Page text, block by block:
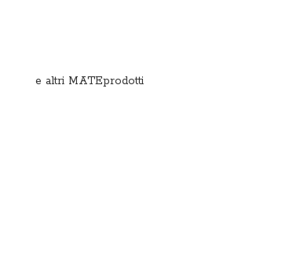
e altri MATEprodotti